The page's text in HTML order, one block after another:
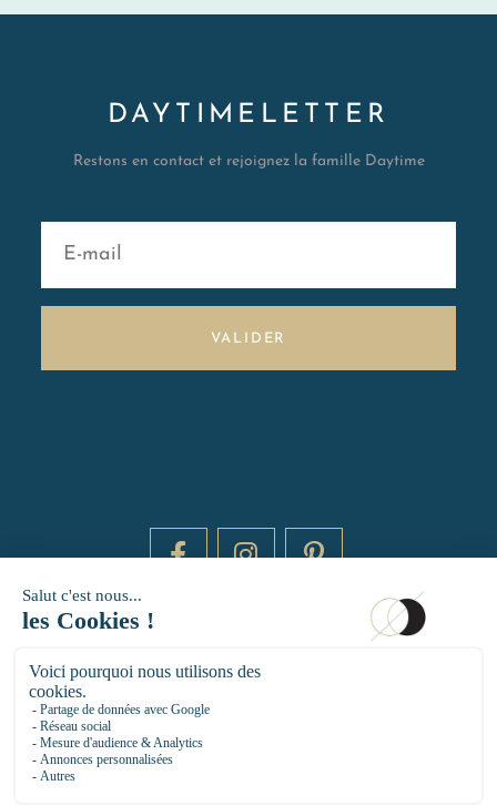
DAYTIMELETTER
Restons en contact et rejoignez la famille Daytime
VALIDER
14 RUE DE BRETAGNE - 75003 PARIS